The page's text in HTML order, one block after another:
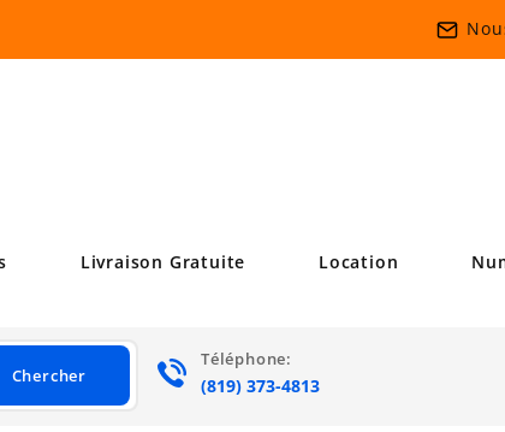
Livraison Gratuite Location
Chercher
Téléphone:
(819) 373-4813